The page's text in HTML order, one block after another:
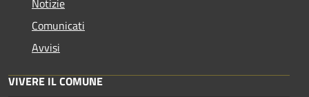
Notizie
Comunicati
Avvisi
VIVERE IL COMUNE